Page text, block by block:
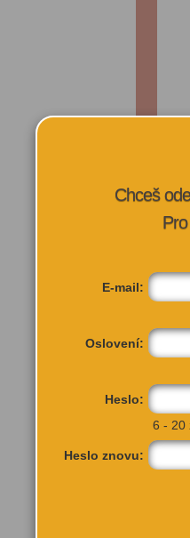
Chceš
E-mail:
Oslovení:
Heslo:
6 - 20
Heslo znovu: